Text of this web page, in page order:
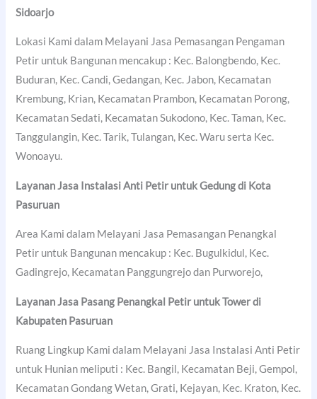
Sidoarjo
Lokasi Kami dalam Melayani Jasa Pemasangan Pengaman
Petir untuk Bangunan mencakup : Kec. Balongbendo, Kec.
Buduran, Kec. Candi, Gedangan, Kec. Jabon, Kecamatan
Krembung, Krian, Kecamatan Prambon, Kecamatan Porong,
Kecamatan Sedati, Kecamatan Sukodono, Kec. Taman, Kec.
Tanggulangin, Kec. Tarik, Tulangan, Kec. Waru serta Kec.
Wonoayu.
Layanan Jasa Instalasi Anti Petir untuk Gedung di Kota
Pasuruan
Area Kami dalam Melayani Jasa Pemasangan Penangkal
Petir untuk Bangunan mencakup : Kec. Bugulkidul, Kec.
Gadingrejo, Kecamatan Panggungrejo dan Purworejo,
Layanan Jasa Pasang Penangkal Petir untuk Tower di
Kabupaten Pasuruan
Ruang Lingkup Kami dalam Melayani Jasa Instalasi Anti Petir
untuk Hunian meliputi : Kec. Bangil, Kecamatan Beji, Gempol,
Kecamatan Gondang Wetan, Grati, Kejayan, Kec. Kraton, Kec.